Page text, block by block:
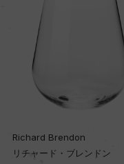
Richard Brendon
リチャード・ブレンドン